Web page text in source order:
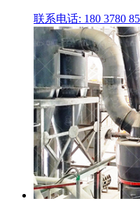
联系电话: 180 3780